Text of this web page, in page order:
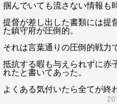
掴んでいても流さない情報も
提督が差し出した書類には提
た鎮守府が圧倒的。
それは言葉通りの圧倒的戦力
抵抗する暇も与えられずに赤
れたと書いてあった。
よくある気付いたら全てが終